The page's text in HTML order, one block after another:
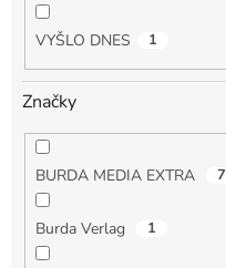
VYŠLO DNES 1
Značky
BURDA MEDIA EXTRA 7
Burda Verlag 1